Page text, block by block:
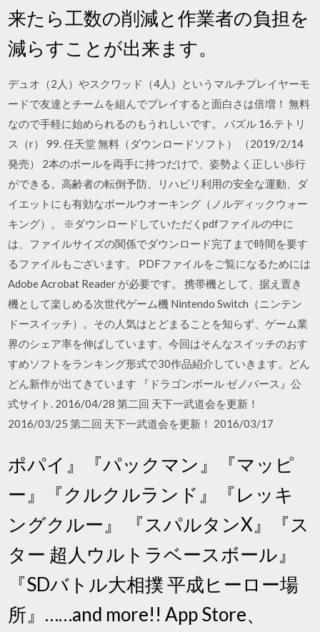
来たら工数の削減と作業者の負担を
減らすことが出来ます。
デュオ（2人）やスクワッド（4人）というマルチプレイヤーモ
ードで友達とチームを組んでプレイすると面白さは倍増！ 無料
なので手軽に始められるのもうれしいです。 パズル 16.テトリ
ス（r） 99. 任天堂 無料（ダウンロードソフト） （2019/2/14
発売） 2本のポールを両手に持つだけで、姿勢よく正しい歩行
ができる。高齢者の転倒予防、リハビリ利用の安全な運動、ダ
イエットにも有効なポールウオーキング（ノルディックウォー
キング）。 ※ダウンロードしていただくpdfファイルの中に
は、ファイルサイズの関係でダウンロード完了まで時間を要す
るファイルもございます。 PDFファイルをご覧になるためには
Adobe Acrobat Reader が必要です。 携帯機として、据え置き
機として楽しめる次世代ゲーム機 Nintendo Switch（ニンテン
ドースイッチ）。その人気はとどまることを知らず、ゲーム業
界のシェア率を伸ばしています。今回はそんなスイッチのおす
すめソフトをランキング形式で30作品紹介していきます。どん
どん新作が出てきています 『ドラゴンボール ゼノバース』公
式サイト. 2016/04/28 第二回 天下一武道会を更新！
2016/03/25 第二回 天下一武道会を更新！ 2016/03/17
ポパイ』『パックマン』『マッピ
ー』『クルクルランド』『レッキ
ングクルー』 『スパルタンX』『ス
ター 超人ウルトラベースボール』
『SDバトル大相撲 平成ヒーロー場
所』……and more!! App Store、